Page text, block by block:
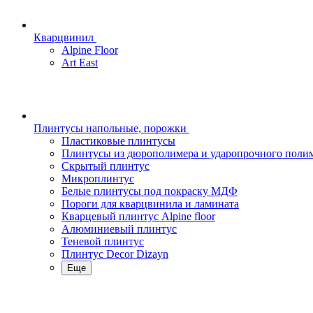
Кварцвинил
Alpine Floor
Art East
Плинтусы напольные, порожки
Пластиковые плинтусы
Плинтусы из дюрополимера и ударопрочного
Скрытый плинтус
Микроплинтус
Белые плинтусы под покраску МДФ
Пороги для кварцвинила и ламината
Кварцевый плинтус Alpine floor
Алюминиевый плинтус
Теневой плинтус
Плинтус Decor Dizayn
Еще